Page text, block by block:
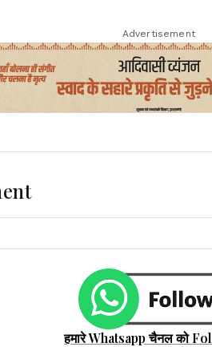
Advertisement
हमारे Whatsapp चैनल को